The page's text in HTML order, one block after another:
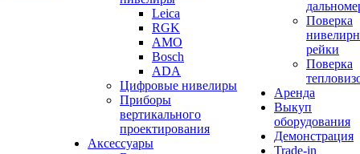
Leica
RGK
AMO
Bosch
ADA
Цифровые нивелиры
Приборы
вертикального
проектирования
Аксессуары
Поверка
рейки
Поверка
Аренда
Выкуп
оборудования
Демонстрация
Trade-in